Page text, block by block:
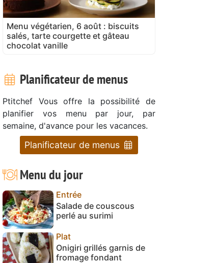
Menu végétarien, 6 août : biscuits
salés, tarte courgette et gâteau
chocolat vanille
Planificateur de menus
Ptitchef Vous offre la possibilité de
planifier vos menu par jour, par
semaine, d'avance pour les vacances.
Planificateur de menus
Menu du jour
Entrée
Salade de couscous
perlé au surimi
Plat
Onigiri grillés garnis de
fromage fondant